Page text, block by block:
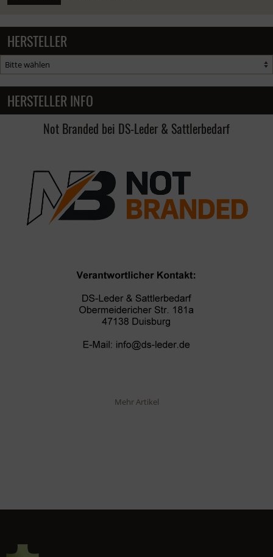
HERSTELLER
HERSTELLER INFO
Not Branded bei DS-Leder & Sattlerbedarf
Mehr Artikel